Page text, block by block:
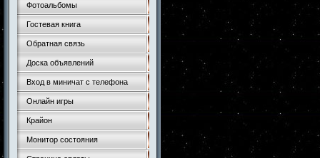
Фотоальбомы
Гостевая книга
Обратная связь
Доска объявлений
Вход в миничат с телефона
Онлайн игры
Крайон
Монитор состояния